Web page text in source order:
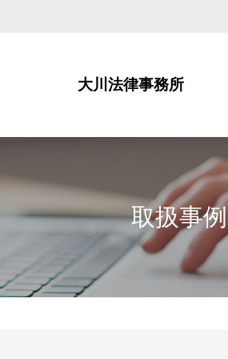
大川法律事務所
取扱事例